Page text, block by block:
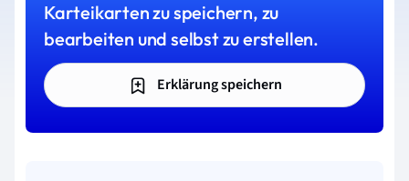
Karteikarten zu speichern, zu
bearbeiten und selbst zu erstellen.
Erklärung speichern